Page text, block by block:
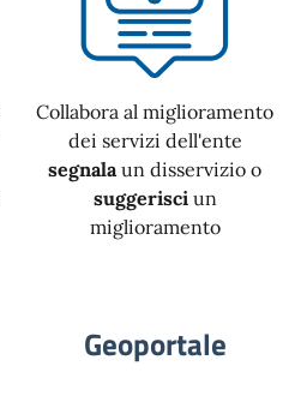
Collabora al miglioramento
dei servizi dell'ente
segnala un disservizio o
suggerisciun
miglioramento
Geoportale